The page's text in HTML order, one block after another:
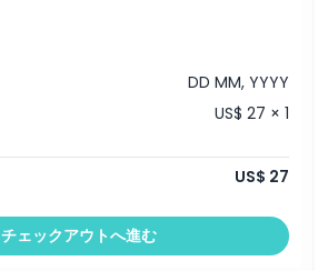
DD MM, YYYY
US$ 27 × 1
US$ 27
チェックアウトへ進む